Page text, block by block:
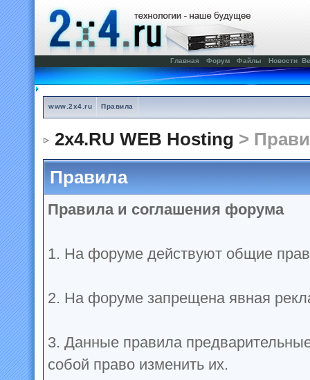
Главная Форум Файлы Новости
www.2x4.ru Правила
2x4.RU WEB Hosting >
Правила
Правила и соглашения форума
1. На форуме действуют общие
2. На форуме запрещена явная
3. Данные правила
собой право изменить их.